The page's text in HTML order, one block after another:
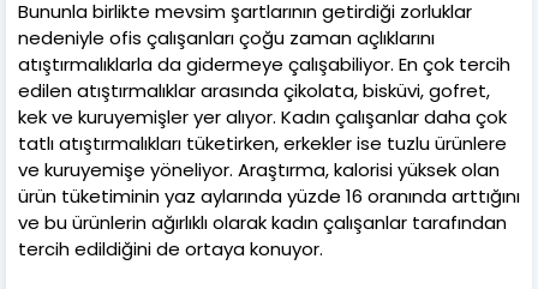
Bununla birlikte mevsim şartlarının getirdiği zorluklar
nedeniyle ofis çalışanları çoğu zaman açlıklarını
atıştırmalıklarla da gidermeye çalışabiliyor. En çok tercih
edilen atıştırmalıklar arasında çikolata, bisküvi, gofret,
kek ve kuruyemişler yer alıyor. Kadın çalışanlar daha çok
tatlı atıştırmalıkları tüketirken, erkekler ise tuzlu ürünlere
ve kuruyemişe yöneliyor. Araştırma, kalorisi yüksek olan
ürün tüketiminin yaz aylarında yüzde 16 oranında arttığını
ve bu ürünlerin ağırlıklı olarak kadın çalışanlar tarafından
tercih edildiğini de ortaya konuyor.